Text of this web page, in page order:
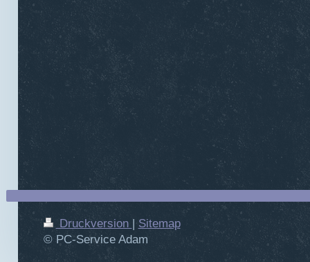
Druckversion | Sitemap
© PC-Service Adam